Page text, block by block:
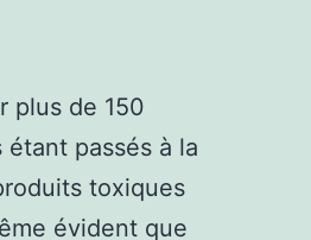
plus de 150
passés à la
toxiques
évident que